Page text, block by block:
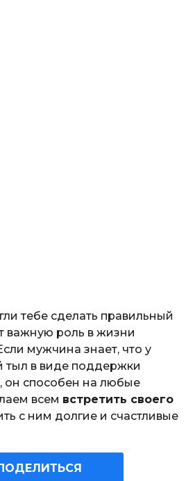
тебе сделать правильный
важную роль в жизни
мужчина знает, что у
тыл в виде поддержки
способен на любые
всем встретить своего
с ним долгие и счастливые